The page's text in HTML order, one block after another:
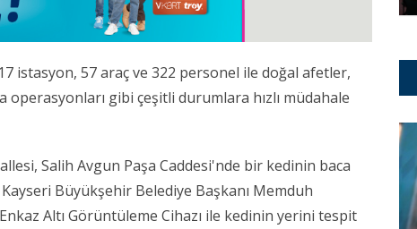
istasyon, 57 araç ve 322 personel ile doğal afetler,
gibi çeşitli durumlara hızlı müdahale
Salih Avgun Paşa Caddesi'nde bir kedinin baca
Büyükşehir Belediye Başkanı Memduh
Altı Görüntüleme Cihazı ile kedinin yerini tespit